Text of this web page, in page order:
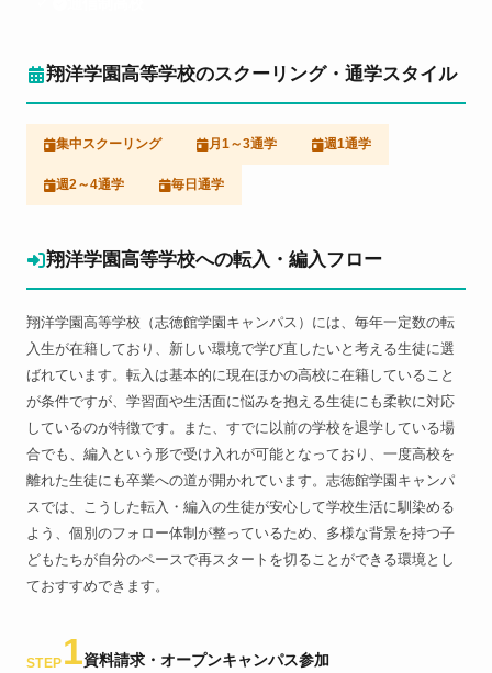
翔洋学園高等学校のスクーリング・通学スタイル
集中スクーリング 月1～3通学 週1通学
週2～4通学 毎日通学
翔洋学園高等学校への転入・編入フロー
翔洋学園高等学校（志徳館学園キャンパス）には、毎年一定数の転
入生が在籍しており、新しい環境で学び直したいと考える生徒に選
ばれています。転入は基本的に現在ほかの高校に在籍していること
が条件ですが、学習面や生活面に悩みを抱える生徒にも柔軟に対応
しているのが特徴です。また、すでに以前の学校を退学している場
合でも、編入という形で受け入れが可能となっており、一度高校を
離れた生徒にも卒業への道が開かれています。志徳館学園キャンパ
スでは、こうした転入・編入の生徒が安心して学校生活に馴染める
よう、個別のフォロー体制が整っているため、多様な背景を持つ子
どもたちが自分のペースで再スタートを切ることができる環境とし
ておすすめできます。
STEP 1資料請求・オープンキャンパス参加